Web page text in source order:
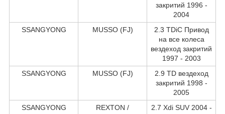
закритий 1996 -
2004
SSANGYONG
MUSSO (FJ)
2.3 TDiC Привод
на все колеса
вездеход закритий
1997 - 2003
SSANGYONG
MUSSO (FJ)
2.9 TD вездеход
закритий 1998 -
2005
SSANGYONG
REXTON /
2.7 Xdi SUV 2004 -